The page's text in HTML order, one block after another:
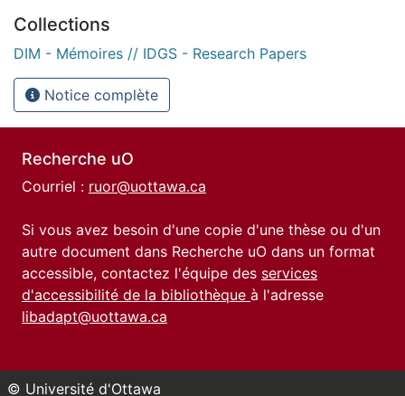
Collections
DIM - Mémoires // IDGS - Research Papers
Notice complète
Recherche uO
Courriel : ruor@uottawa.ca
Si vous avez besoin d'une copie d'une thèse ou d'un
autre document dans Recherche uO dans un format
accessible, contactez l'équipe des services
d'accessibilité de la bibliothèque à l'adresse
libadapt@uottawa.ca
© Université d'Ottawa